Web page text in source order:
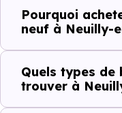
demande locative
plus recherchées.
Côté cadre de vie,
commerces, 0
scolaires. Des
Pourquoi
neuf à Neuilly-
Quels types de
trouver à